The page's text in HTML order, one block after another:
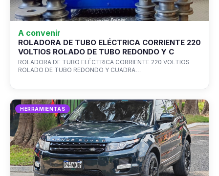
A convenir
ROLADORA DE TUBO ELÉCTRICA CORRIENTE 220
VOLTIOS ROLADO DE TUBO REDONDO Y C
ROLADORA DE TUBO ELÉCTRICA CORRIENTE 220 VOLTIOS
ROLADO DE TUBO REDONDO Y CUADRA…
HERRAMIENTAS